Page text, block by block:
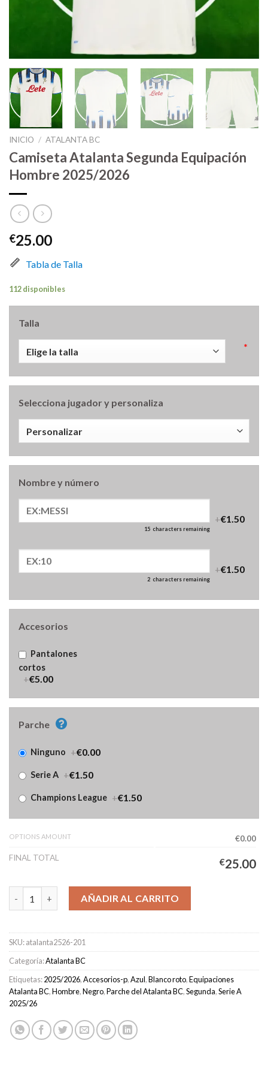
INICIO / ATALANTA BC
Camiseta Atalanta Segunda Equipación
Hombre 2025/2026
€25.00
Tabla de Talla
112 disponibles
Talla
*
Selecciona jugador y personaliza
Nombre y número
15 characters remaining
+€1.50
2 characters remaining
+€1.50
Accesorios
Pantalones
cortos
+€5.00
Parche
Ninguno +€0.00
Serie A +€1.50
Champions League +€1.50
OPTIONS AMOUNT
€0.00
FINAL TOTAL
€25.00
Camiseta Atalanta Segunda Equipación Hombre 2025/2026
AÑADIR AL CARRITO
SKU:atalanta2526-201
Categoría:Atalanta BC
Etiquetas:2025/2026,Accesorios-p,Azul,Blanco roto,Equipaciones
Atalanta BC,Hombre,Negro,Parche del Atalanta BC,Segunda,Serie A
2025/26